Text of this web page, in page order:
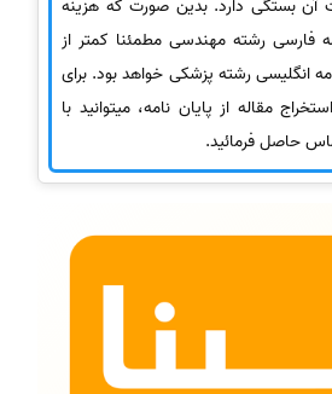
آن بستگی دارد. بدین صورت که هزینه
فارسی رشته مهندسی مطمئنا کمتر از
انگلیسی رشته پزشکی خواهد بود. برای
مقاله از پایان نامه، میتوانید با
حاصل فرمائید.